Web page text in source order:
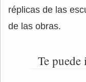
réplicas de las
de las obras.
Te puede